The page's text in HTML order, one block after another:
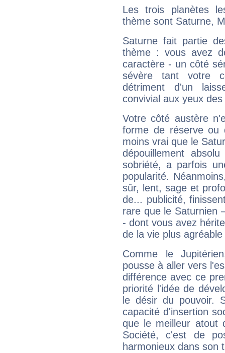
Les trois planètes
thème sont Saturne,
Saturne fait partie
thème : vous avez
caractère - un côté
sévère tant votre
détriment d'un
convivial aux yeux
Votre côté austère
forme de réserve
moins vrai que le
dépouillement
sobriété, a parfois
popularité.
sûr, lent, sage et
de... publicité,
rare que le Saturnien
- dont vous avez
de la vie plus
Comme le
pousse à aller vers
différence avec ce
priorité l'idée de
le désir du pouvoir.
capacité d'insertion
que le meilleur atout
Société, c'est de
harmonieux dans son